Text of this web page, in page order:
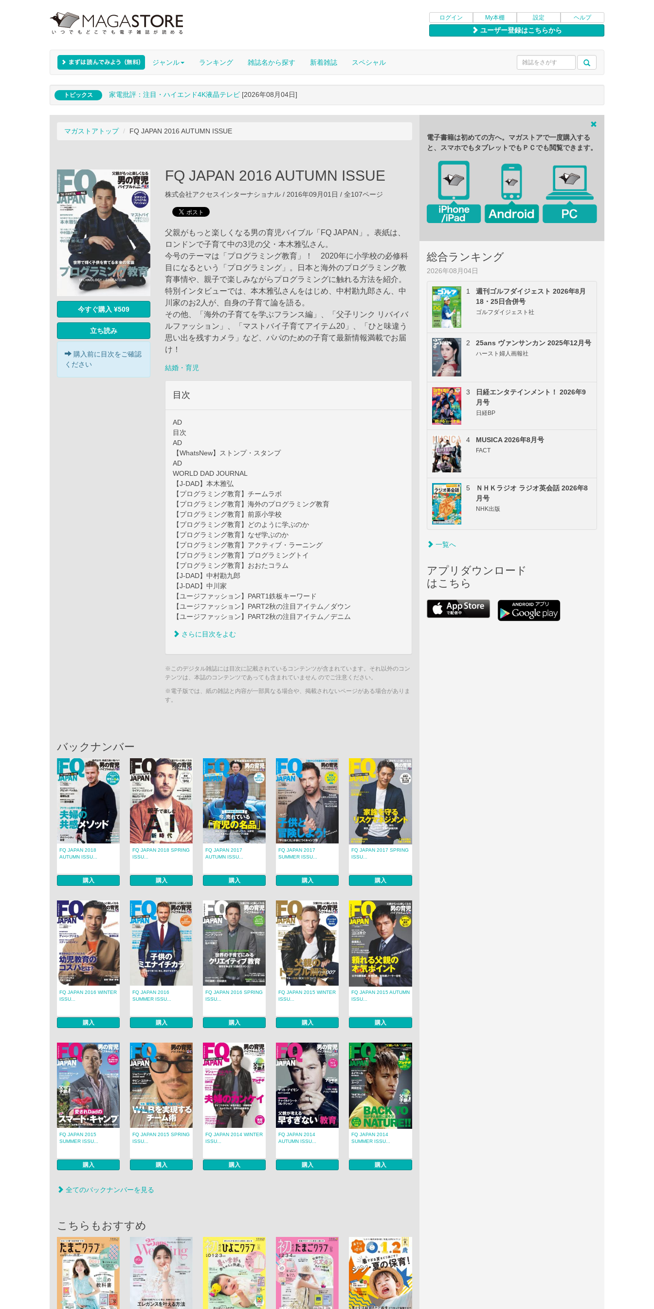
ログイン My本棚 設定 ヘルプ
ユーザー登録はこちらから
ジャンル ランキング 雑誌名から探す 新着雑誌 スペシャル
トピックス 家電批評：注目・ハイエンド4K液晶テレビ [2026年08月04日]
マガストアトップ FQ JAPAN 2016 AUTUMN ISSUE
今すぐ購入 ¥509
立ち読み
購入前に目次をご確認
ください
FQ JAPAN 2016 AUTUMN ISSUE
株式会社アクセスインターナショナル / 2016年09月01日 / 全107ページ
父親がもっと楽しくなる男の育児バイブル「FQ JAPAN」。表紙は、
ロンドンで子育て中の3児の父・本木雅弘さん。
今号のテーマは「プログラミング教育」！ 2020年に小学校の必修科
目になるという「プログラミング」。日本と海外のプログラミング教
育事情や、親子で楽しみながらプログラミングに触れる方法を紹介。
特別インタビューでは、本木雅弘さんをはじめ、中村勘九郎さん、中
川家のお2人が、自身の子育て論を語る。
その他、「海外の子育てを学ぶフランス編」、「父子リンク リバイバ
ルファッション」、「マストバイ子育てアイテム20」、「ひと味違う
思い出を残すカメラ」など、パパのための子育て最新情報満載でお届
け！
結婚・育児
目次
AD
目次
AD
【WhatsNew】ストンプ・スタンプ
AD
WORLD DAD JOURNAL
【J-DAD】本木雅弘
【プログラミング教育】チームラボ
【プログラミング教育】海外のプログラミング教育
【プログラミング教育】前原小学校
【プログラミング教育】どのように学ぶのか
【プログラミング教育】なぜ学ぶのか
【プログラミング教育】アクティブ・ラーニング
【プログラミング教育】プログラミングトイ
【プログラミング教育】おおたコラム
【J-DAD】中村勘九郎
【J-DAD】中川家
【ユージファッション】PART1鉄板キーワード
【ユージファッション】PART2秋の注目アイテム／ダウン
【ユージファッション】PART2秋の注目アイテム／デニム
さらに目次をよむ
※このデジタル雑誌には目次に記載されているコンテンツが含まれています。それ以外のコン
テンツは、本誌のコンテンツであっても含まれていません のでご注意ください。
※電子版では、紙の雑誌と内容が一部異なる場合や、掲載されないページがある場合がありま
す。
バックナンバー
FQ JAPAN 2018
AUTUMN ISSU...
購入
FQ JAPAN 2018 SPRING
ISSU...
購入
FQ JAPAN 2017
AUTUMN ISSU...
購入
FQ JAPAN 2017
SUMMER ISSU...
購入
FQ JAPAN 2017 SPRING
ISSU...
購入
FQ JAPAN 2016 WINTER
ISSU...
購入
FQ JAPAN 2016
SUMMER ISSU...
購入
FQ JAPAN 2016 SPRING
ISSU...
購入
FQ JAPAN 2015 WINTER
ISSU...
購入
FQ JAPAN 2015 AUTUMN
ISSU...
購入
FQ JAPAN 2015
SUMMER ISSU...
購入
FQ JAPAN 2015 SPRING
ISSU...
購入
FQ JAPAN 2014 WINTER
ISSU...
購入
FQ JAPAN 2014
AUTUMN ISSU...
購入
FQ JAPAN 2014
SUMMER ISSU...
購入
全てのバックナンバーを見る
こちらもおすすめ
電子書籍は初めての方へ。マガストアで一度購入する
と、スマホでもタブレットでもＰＣでも閲覧できます。
総合ランキング
2026年08月04日
1
週刊ゴルフダイジェスト 2026年8月
18・25日合併号
ゴルフダイジェスト社
2 25ans ヴァンサンカン 2025年12月号
ハースト婦人画報社
3
日経エンタテインメント！ 2026年9
月号
日経BP
4 MUSICA 2026年8月号
FACT
5
ＮＨＫラジオ ラジオ英会話 2026年8
月号
NHK出版
一覧へ
アプリダウンロード
はこちら